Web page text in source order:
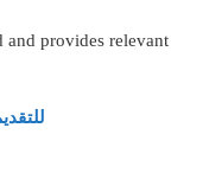
and provides relevant